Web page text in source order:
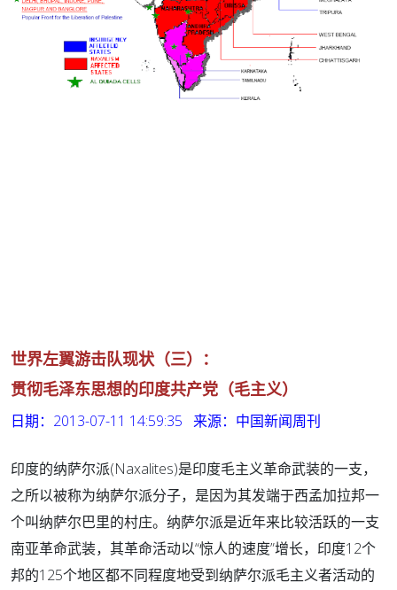
世界左翼游击队现状（三）：
贯彻毛泽东思想的印度共产党（毛主义）
日期：2013-07-11 14:59:35 来源：中国新闻周刊
印度的纳萨尔派(Naxalites)是印度毛主义革命武装的一支，
之所以被称为纳萨尔派分子，是因为其发端于西孟加拉邦一
个叫纳萨尔巴里的村庄。纳萨尔派是近年来比较活跃的一支
南亚革命武装，其革命活动以“惊人的速度”增长，印度12个
邦的125个地区都不同程度地受到纳萨尔派毛主义者活动的